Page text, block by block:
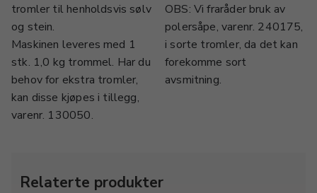
tromler til henholdsvis sølv
og stein.
Maskinen leveres med 1
stk. 1,0 kg trommel. Har du
behov for ekstra tromler,
kan disse kjøpes i tillegg,
varenr. 130050.
OBS: Vi fraråder bruk av
polersåpe, varenr. 240175,
i sorte tromler, da det kan
forekomme sort
avsmitning.
Relaterte produkter